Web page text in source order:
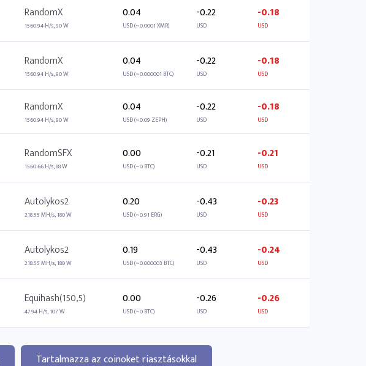
RandomX
1560.94 H/s, 90 W
0.04
USD (~0.0001 XMR)
-0.22
USD
-0.18
USD
RandomX
1560.94 H/s, 90 W
0.04
USD (~0.000001 BTC)
-0.22
USD
-0.18
USD
RandomX
1560.94 H/s, 90 W
0.04
USD (~0.09 ZEPH)
-0.22
USD
-0.18
USD
RandomSFX
1560.66 H/s, 88 W
0.00
USD (~0 BTC)
-0.21
USD
-0.21
USD
Autolykos2
218.55 MH/s, 180 W
0.20
USD (~0.91 ERG)
-0.43
USD
-0.23
USD
Autolykos2
218.55 MH/s, 180 W
0.19
USD (~0.000003 BTC)
-0.43
USD
-0.24
USD
Equihash(150,5)
47.94 H/s, 107 W
0.00
USD (~0 BTC)
-0.26
USD
-0.26
USD
Tartalmazza az coinoket riasztásokkal